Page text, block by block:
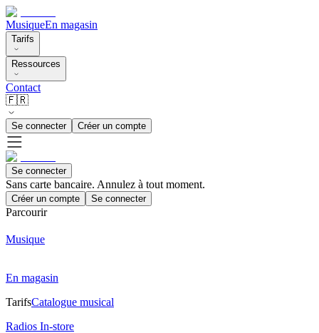
MusiqueEn magasin
Tarifs
Ressources
Contact
🇫🇷
Se connecter Créer un compte
Se connecter
Sans carte bancaire. Annulez à tout moment.
Créer un compte Se connecter
Parcourir
Musique
En magasin
TarifsCatalogue musical
Radios In-store